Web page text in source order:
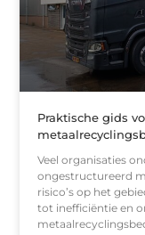
Praktische gids
Veel organisaties
ongestructureerd
risico’s op het
tot inefficiëntie en